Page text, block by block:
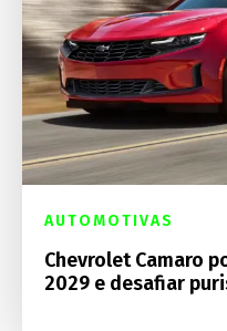
AUTOMOTIVAS
Chevrolet Camaro
2029 e desafiar